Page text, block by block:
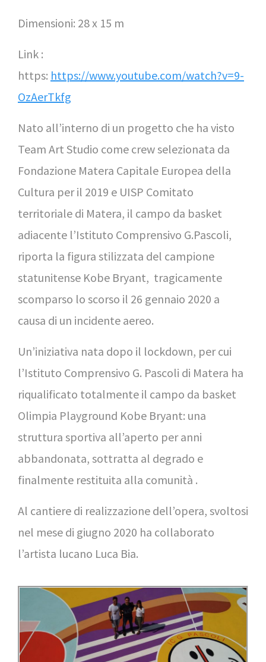
Dimensioni: 28 x 15 m
Link :
https: https://www.youtube.com/watch?v=9-
OzAerTkfg
Nato all’interno di un progetto che ha visto
Team Art Studio come crew selezionata da
Fondazione Matera Capitale Europea della
Cultura per il 2019 e UISP Comitato
territoriale di Matera, il campo da basket
adiacente l’Istituto Comprensivo G.Pascoli,
riporta la figura stilizzata del campione
statunitense Kobe Bryant, tragicamente
scomparso lo scorso il 26 gennaio 2020 a
causa di un incidente aereo.
Un’iniziativa nata dopo il lockdown, per cui
l’Istituto Comprensivo G. Pascoli di Matera ha
riqualificato totalmente il campo da basket
Olimpia Playground Kobe Bryant: una
struttura sportiva all’aperto per anni
abbandonata, sottratta al degrado e
finalmente restituita alla comunità .
Al cantiere di realizzazione dell’opera, svoltosi
nel mese di giugno 2020 ha collaborato
l’artista lucano Luca Bia.